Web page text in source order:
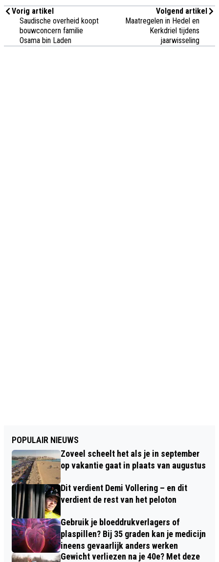
Vorig artikel
Saudische overheid koopt
bouwconcern familie
Osama bin Laden
Volgend artikel
Maatregelen in Hedel en
Kerkdriel tijdens
jaarwisseling
POPULAIR NIEUWS
Zoveel scheelt het als je in september
op vakantie gaat in plaats van augustus
Dit verdient Demi Vollering – en dit
verdient de rest van het peloton
Gebruik je bloeddrukverlagers of
plaspillen? Bij 35 graden kan je medicijn
ineens gevaarlijk anders werken
Gewicht verliezen na je 40e? Met deze